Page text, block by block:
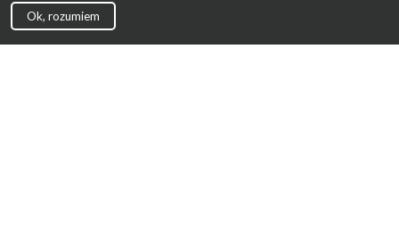
Ok, rozumiem